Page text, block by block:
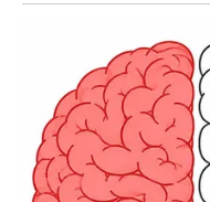
Poruka
“Nisi ti izgubljen.
vidiš.”
RIBE –